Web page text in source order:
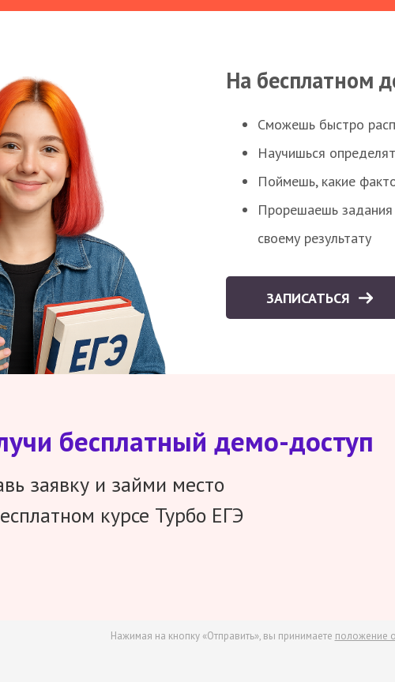
На бесплатном
Сможешь быстро
Научишься
Поймешь, какие
Прорешаешь
своему результату
ЗАПИСАТЬСЯ
бесплатный демо-доступ
заявку и займи место
курсе Турбо ЕГЭ
Нажимая на кнопку «Отправить», вы принимаете положение